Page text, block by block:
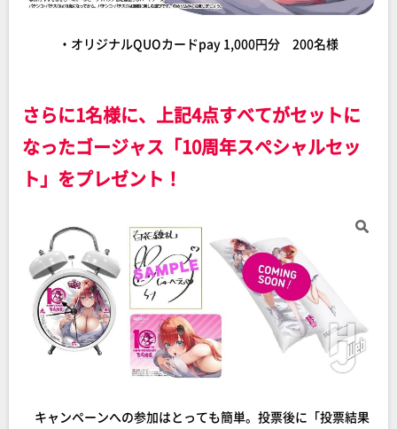
・オリジナルQUOカードpay 1,000円分 200名様
さらに1名様に、上記4点すべてがセットに
なったゴージャス「10周年スペシャルセッ
ト」をプレゼント！
キャンペーンへの参加はとっても簡単。投票後に「投票結果